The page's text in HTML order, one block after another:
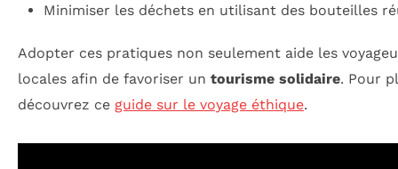
Minimiser les déchets en utilisant des bouteilles
Adopter ces pratiques non seulement aide les
locales afin de favoriser un tourisme solidaire. Pour
découvrez ce guide sur le voyage éthique.